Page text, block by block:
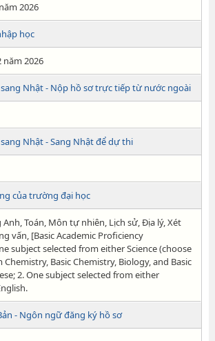
2026
học
năm 2026
Nhật - Nộp hồ sơ trực tiếp từ nước ngoài
Nhật - Sang Nhật để dự thi
của trường đại học
Toán, Môn tự nhiên, Lịch sử, Địa lý, Xét
vấn, [Basic Academic Proficiency
subject selected from either Science (choose
Basic Chemistry, Biology, and Basic
2. One subject selected from either
- Ngôn ngữ đăng ký hồ sơ